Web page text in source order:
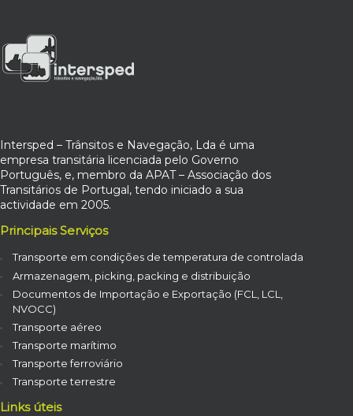
Intersped – Trânsitos e Navegação, Lda é uma
empresa transitária licenciada pelo Governo
Português, e, membro da APAT – Associação dos
Transitários de Portugal, tendo iniciado a sua
actividade em 2005.
Principais Serviços
Transporte em condições de temperatura de controlada
Armazenagem, picking, packing e distribuição
Documentos de Importação e Exportação (FCL, LCL,
NVOCC)
Transporte aéreo
Transporte marítimo
Transporte ferroviário
Transporte terrestre
Links úteis